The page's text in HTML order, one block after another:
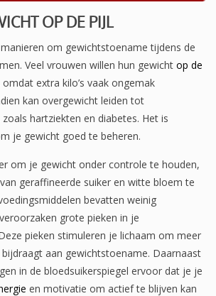
OP DE PIJL
om gewichtstoename tijdens de
Veel vrouwen willen hun gewicht op de
extra kilo’s vaak ongemak
kan overgewicht leiden tot
zoals hartziekten en diabetes. Het is
je gewicht goed te beheren.
om je gewicht onder controle te houden,
geraffineerde suiker en witte bloem te
bevatten weinig
grote pieken in je
pieken stimuleren je lichaam om meer
aan gewichtstoename. Daarnaast
in de bloedsuikerspiegel ervoor dat je je
en motivatie om actief te blijven kan